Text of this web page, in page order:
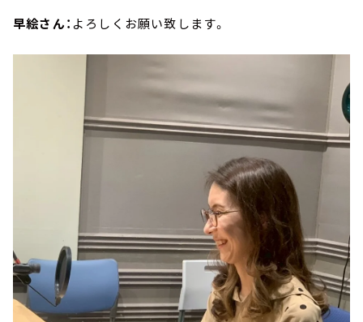
早絵さん： よろしくお願い致します。